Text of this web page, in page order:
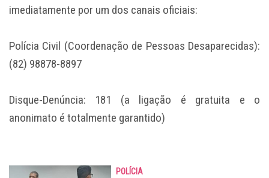
imediatamente por um dos canais oficiais:
Polícia Civil (Coordenação de Pessoas Desaparecidas):
(82) 98878-8897
Disque-Denúncia: 181 (a ligação é gratuita e o
anonimato é totalmente garantido)
POLÍCIA